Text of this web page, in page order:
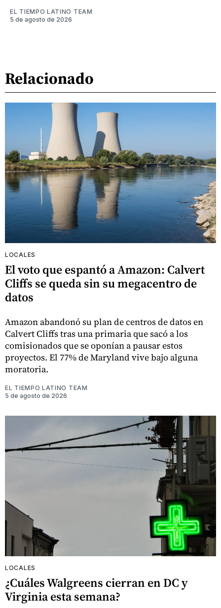
EL TIEMPO LATINO TEAM
5 de agosto de 2026
Relacionado
LOCALES
El voto que espantó a Amazon: Calvert
Cliffs se queda sin su megacentro de
datos
Amazon abandonó su plan de centros de datos en
Calvert Cliffs tras una primaria que sacó a los
comisionados que se oponían a pausar estos
proyectos. El 77% de Maryland vive bajo alguna
moratoria.
EL TIEMPO LATINO TEAM
5 de agosto de 2026
LOCALES
¿Cuáles Walgreens cierran en DC y
Virginia esta semana?